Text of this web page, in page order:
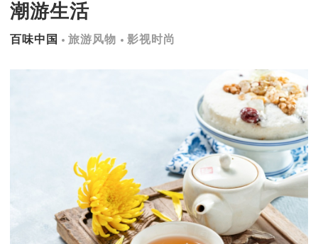
潮游生活
百味中国 旅游风物 影视时尚